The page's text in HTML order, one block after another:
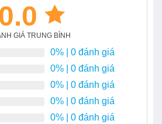
0.0
GIÁ TRUNG BÌNH
0% | 0 đánh giá
0% | 0 đánh giá
0% | 0 đánh giá
0% | 0 đánh giá
0% | 0 đánh giá